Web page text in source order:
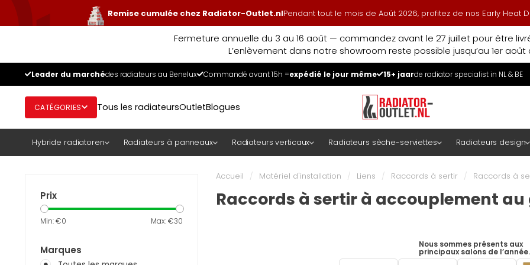
Remise cumulée chez Radiator-Outlet.nlPendant tout le mois de Août 2026, profitez de nos Early Heat
Fermeture annuelle du 3 au 16 août — commandez avant le 27 juillet pour être
L’enlèvement dans notre showroom reste possible jusqu’au 1er août
Leader du marchédes radiateurs au Benelux Commandé avant 15h =expédié le jour même 15+ jaarde radiator specialist in NL & BE
CATÉGORIES Tous les radiateursOutletBlogues
Hybride radiatoren Radiateurs à panneaux Radiateurs verticaux Radiateurs sèche-serviettes Radiateurs design
Prix
Min: €0 Max: €30
Marques
Accueil / Matériel d'installation / Liens / Raccords à sertir / Raccords à
Raccords à sertir à accouplement au
Nous sommes présents aux
principaux salons de l’année.